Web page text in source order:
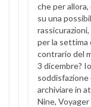
che per
su una
per la settima
contrario del
3 dicembre?
archiviare in
Nine,